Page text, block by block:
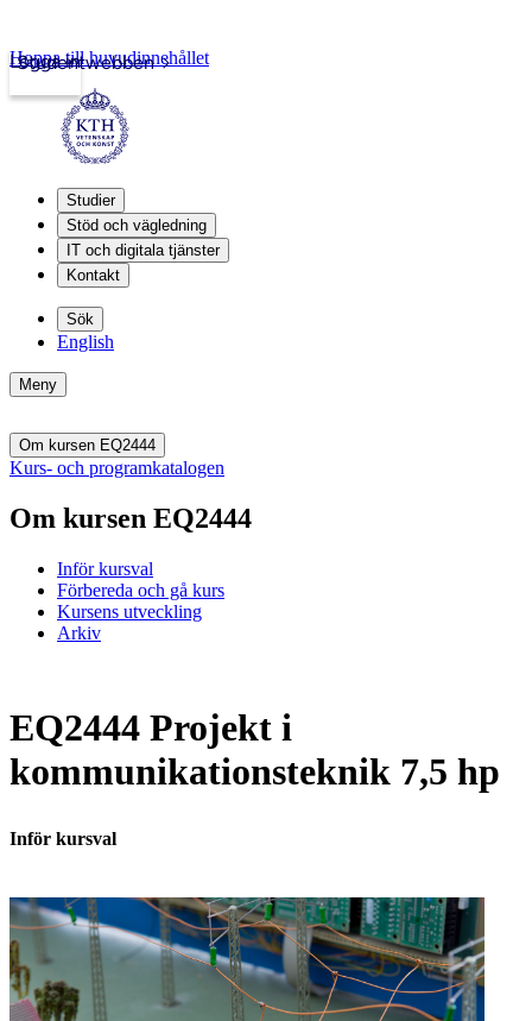
Studentwebben
Logga in
Hoppa till huvudinnehållet
Studier
Stöd och vägledning
IT och digitala tjänster
Kontakt
Sök
English
Meny
Om kursen EQ2444
Kurs- och programkatalogen
Om kursen EQ2444
Inför kursval
Förbereda och gå kurs
Kursens utveckling
Arkiv
EQ2444 Projekt i
kommunikationsteknik 7,5 hp
Inför kursval